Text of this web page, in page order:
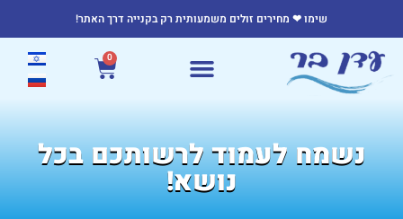
שימו ❤ מחירים זולים משמעותית רק בקנייה דרך האתר!
0
נשמח לעמוד לרשותכם בכל
נושא!